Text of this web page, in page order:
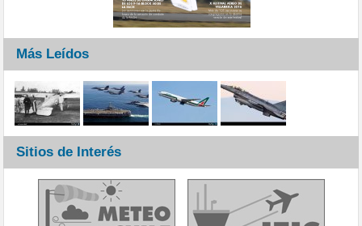
Más Leídos
Sitios de Interés